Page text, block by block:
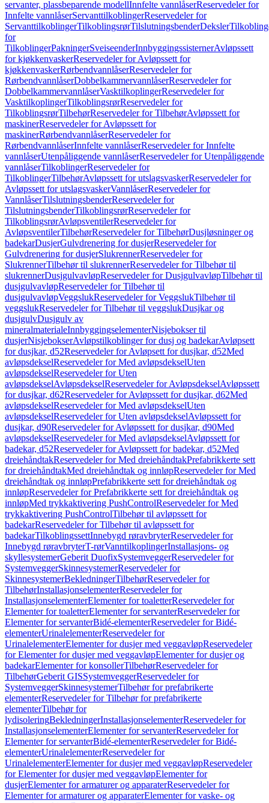
servanter, plassbeparende modellInnfelte vannlåserReservedeler for
Innfelte vannlåserServanttilkoblingerReservedeler for
ServanttilkoblingerTilkoblingsrørTilslutningsbenderDeksler
for
TilkoblingerPakningerSveiseenderInnbyggingssisternerAvløpssett
for kjøkkenvaskerReservedeler for Avløpssett for
kjøkkenvaskerRørbendvannlåserReservedeler for
RørbendvannlåserDobbelkammervannlåserReservedeler for
DobbelkammervannlåserVasktilkoplingerReservedeler for
VasktilkoplingerTilkoblingsrørReservedeler for
TilkoblingsrørTilbehørReservedeler for TilbehørAvløpssett for
maskinerReservedeler for Avløpssett for
maskinerRørbendvannlåserReservedeler for
RørbendvannlåserInnfelte vannlåserReservedeler for Innfelte
vannlåserUtenpåliggende vannlåserReservedeler for Utenpåliggende
vannlåserTilkoblingerReservedeler for
TilkoblingerTilbehørAvløpssett for utslagsvaskerReservedeler for
Avløpssett for utslagsvaskerVannlåserReservedeler for
VannlåserTilslutningsbenderReservedeler for
TilslutningsbenderTilkoblingsrørReservedeler for
TilkoblingsrørAvløpsventilerReservedeler for
AvløpsventilerTilbehørReservedeler for TilbehørDusjløsninger og
badekarDusjerGulvdrenering for dusjerReservedeler for
Gulvdrenering for dusjerSlukrennerReservedeler for
SlukrennerTilbehør til slukrennerReservedeler for Tilbehør til
slukrennerDusjgulvavløpReservedeler for DusjgulvavløpTilbehør til
dusjgulvavløpReservedeler for Tilbehør til
dusjgulvavløpVeggslukReservedeler for VeggslukTilbehør til
veggslukReservedeler for Tilbehør til veggslukDusjkar og
dusjgulvDusjgulv av
mineralmaterialeInnbyggingselementerNisjebokser til
dusjerNisjebokserAvløpstilkoblinger for dusj og badekarAvløpsett
for dusjkar, d52Reservedeler for Avløpsett for dusjkar, d52Med
avløpsdekselReservedeler for Med avløpsdekselUten
avløpsdekselReservedeler for Uten
avløpsdekselAvløpsdekselReservedeler for AvløpsdekselAvløpssett
for dusjkar, d62Reservedeler for Avløpssett for dusjkar, d62Med
avløpsdekselReservedeler for Med avløpsdekselUten
avløpsdekselReservedeler for Uten avløpsdekselAvløpssett for
dusjkar, d90Reservedeler for Avløpssett for dusjkar, d90Med
avløpsdekselReservedeler for Med avløpsdekselAvløpssett for
badekar, d52Reservedeler for Avløpssett for badekar, d52Med
dreiehåndtakReservedeler for Med dreiehåndtakPrefabrikkerte sett
for dreiehåndtakMed dreiehåndtak og innløpReservedeler for Med
dreiehåndtak og innløpPrefabrikkerte sett for dreiehåndtak og
innløpReservedeler for Prefabrikkerte sett for dreiehåndtak og
innløpMed trykkaktivering PushControlReservedeler for Med
trykkaktivering PushControlTilbehør til avløpssett for
badekarReservedeler for Tilbehør til avløpssett for
badekarTilkoblingssettInnebygd røravbryterReservedeler for
Innebygd røravbryterT-rørVanntilkoplingerInstallasjons- og
skyllesystemerGeberit DuofixSystemveggerReservedeler for
SystemveggerSkinnesystemerReservedeler for
SkinnesystemerBekledningerTilbehørReservedeler for
TilbehørInstallasjonselementerReservedeler for
InstallasjonselementerElementer for toaletterReservedeler for
Elementer for toaletterElementer for servanterReservedeler for
Elementer for servanterBidé-elementerReservedeler for Bidé-
elementerUrinalelementerReservedeler for
UrinalelementerElementer for dusjer med veggavløpReservedeler
for Elementer for dusjer med veggavløpElementer for dusjer og
badekarElementer for konsollerTilbehørReservedeler for
TilbehørGeberit GISSystemveggerReservedeler for
SystemveggerSkinnesystemerTilbehør for prefabrikerte
elementerReservedeler for Tilbehør for prefabrikerte
elementerTilbehør for
lydisoleringBekledningerInstallasjonselementerReservedeler for
InstallasjonselementerElementer for servanterReservedeler for
Elementer for servanterBidé-elementerReservedeler for Bidé-
elementerUrinalelementerReservedeler for
UrinalelementerElementer for dusjer med veggavløpReservedeler
for Elementer for dusjer med veggavløpElementer for
dusjerElementer for armaturer og apparaterReservedeler for
Elementer for armaturer og apparaterElementer for vaske- og